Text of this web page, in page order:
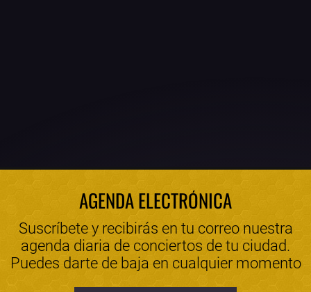
AGENDA ELECTRÓNICA
Suscríbete y recibirás en tu correo nuestra
agenda diaria de conciertos de tu ciudad.
Puedes darte de baja en cualquier momento